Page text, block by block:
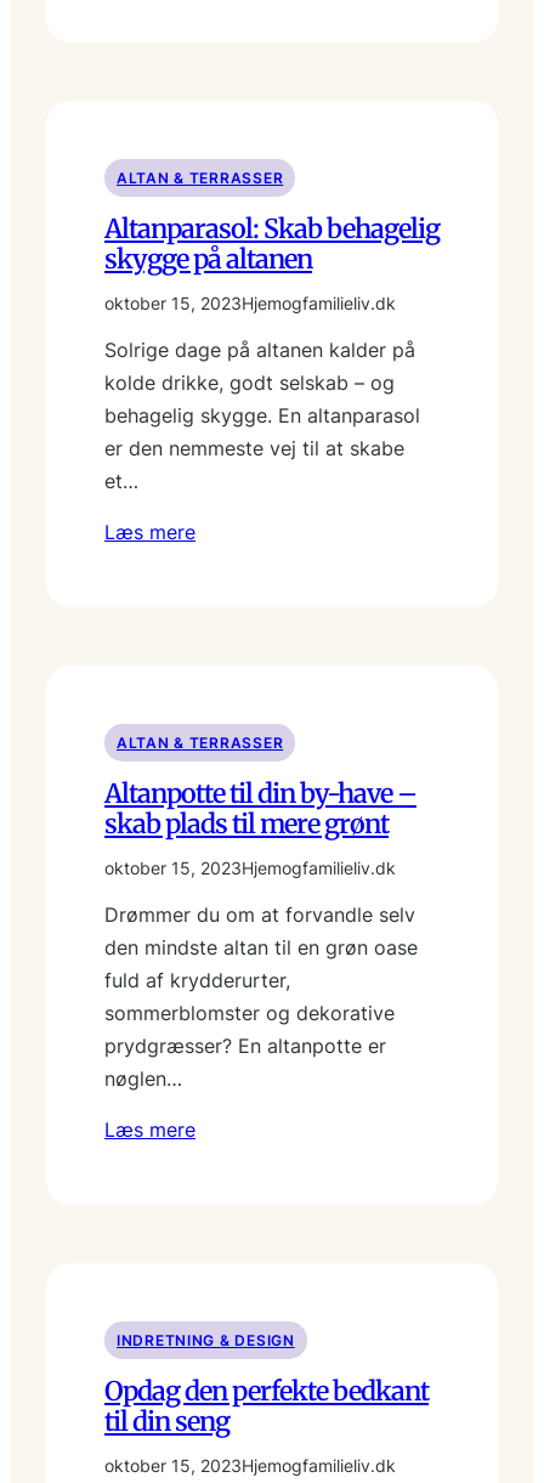
ALTAN & TERRASSER
Altanparasol: Skab behagelig
skygge på altanen
oktober 15, 2023Hjemogfamilieliv.dk
Solrige dage på altanen kalder på
kolde drikke, godt selskab – og
behagelig skygge. En altanparasol
er den nemmeste vej til at skabe
et…
Læs mere
ALTAN & TERRASSER
Altanpotte til din by-have –
skab plads til mere grønt
oktober 15, 2023Hjemogfamilieliv.dk
Drømmer du om at forvandle selv
den mindste altan til en grøn oase
fuld af krydderurter,
sommerblomster og dekorative
prydgræsser? En altanpotte er
nøglen…
Læs mere
INDRETNING & DESIGN
Opdag den perfekte bedkant
til din seng
oktober 15, 2023Hjemogfamilieliv.dk